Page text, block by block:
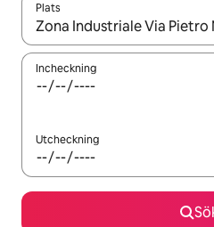
Plats
När resultaten är tillgängliga
Incheckning
Utcheckning